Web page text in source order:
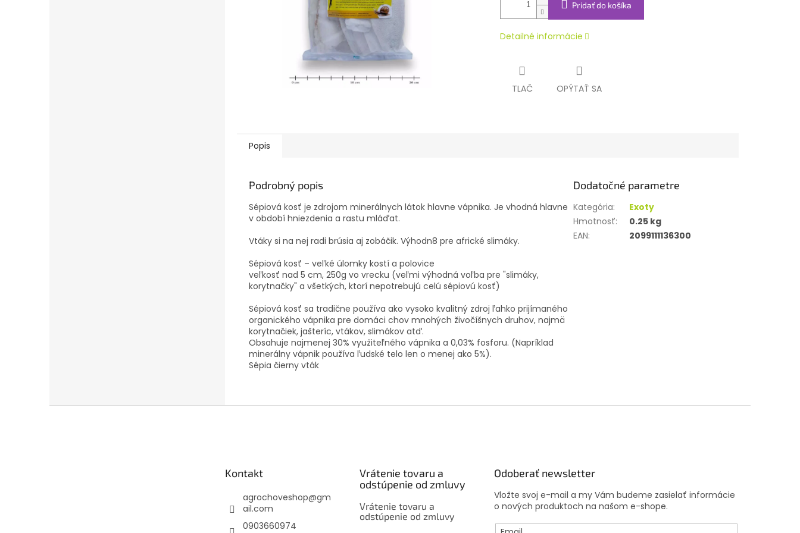
Pridať do košíka
Detailné informácie
TLAČ OPÝTAŤ SA
Popis
Podrobný popis
Sépiová kosť je zdrojom minerálnych látok hlavne vápnika. Je vhodná hlavne
v období hniezdenia a rastu mláďat.
Vtáky si na nej radi brúsia aj zobáčik. Výhodn8 pre africké slimáky.
Sépiová kosť – veľké úlomky kostí a polovice
veľkosť nad 5 cm, 250g vo vrecku (veľmi výhodná voľba pre "slimáky,
korytnačky" a všetkých, ktorí nepotrebujú celú sépiovú kosť)
Sépiová kosť sa tradične používa ako vysoko kvalitný zdroj ľahko prijímaného
organického vápnika pre domáci chov mnohých živočíšnych druhov, najmä
korytnačiek, jašteríc, vtákov, slimákov atď.
Obsahuje najmenej 30% využiteľného vápnika a 0,03% fosforu. (Napríklad
minerálny vápnik používa ľudské telo len o menej ako 5%).
Sépia čierny vták
Dodatočné parametre
Kategória:
Exoty
Hmotnosť:
0.25 kg
EAN: 2099111136300
Kontakt
agrochoveshop@gm
ail.com
0903660974
Vrátenie tovaru a
odstúpenie od zmluvy
Vrátenie tovaru a
odstúpenie od zmluvy
Odoberať newsletter
Vložte svoj e-mail a my Vám budeme zasielať informácie
o nových produktoch na našom e-shope.